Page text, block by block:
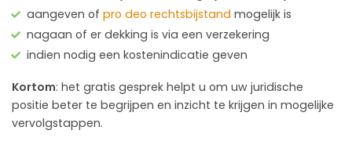
aangeven of pro deo rechtsbijstand mogelijk is
nagaan of er dekking is via een verzekering
indien nodig een kostenindicatie geven
Kortom: het gratis gesprek helpt u om uw juridische
positie beter te begrijpen en inzicht te krijgen in mogelijke
vervolgstappen.